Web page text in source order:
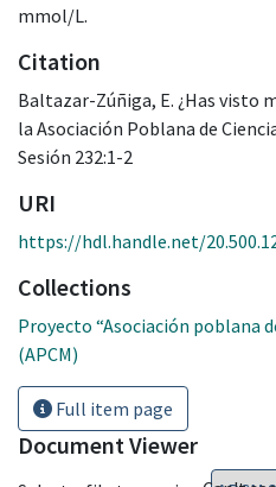
mmol/L.
Citation
Baltazar-Zúñiga, E. ¿Has visto
la Asociación Poblana de
Sesión 232:1-2
URI
https://hdl.handle.net/
Collections
Proyecto “Asociación poblana
(APCM)
Full item page
Document Viewer